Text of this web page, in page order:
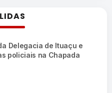
Delegacia de Ituaçu e
policiais na Chapada